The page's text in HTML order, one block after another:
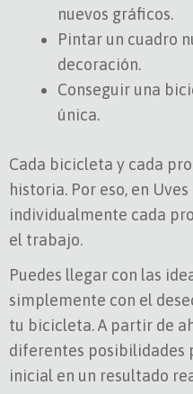
nuevos gráficos.
Pintar un cuadro
decoración.
Conseguir una
única.
Cada bicicleta y cada
historia. Por eso, en
individualmente cada
el trabajo.
Puedes llegar con las
simplemente con el
tu bicicleta. A partir de
diferentes posibilidades
inicial en un resultado